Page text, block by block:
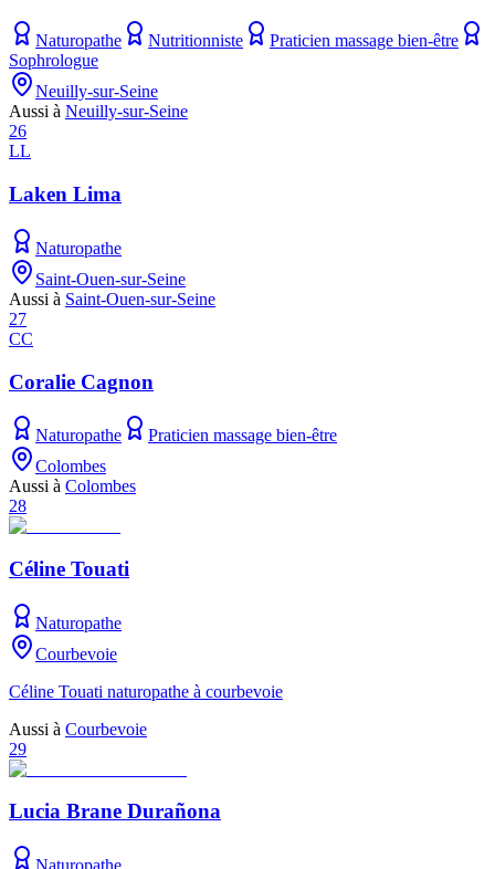
Naturopathe Nutritionniste
Praticien massage bien-être
Sophrologue
Neuilly-sur-Seine
Aussi à Neuilly-sur-Seine
26
LL
Laken Lima
Naturopathe
Saint-Ouen-sur-Seine
Aussi à Saint-Ouen-sur-Seine
27
CC
Coralie Cagnon
Naturopathe
Praticien massage bien-être
Colombes
Aussi à Colombes
28
Céline Touati
Naturopathe
Courbevoie
Céline Touati naturopathe à courbevoie
Aussi à Courbevoie
29
Lucia Brane Durañona